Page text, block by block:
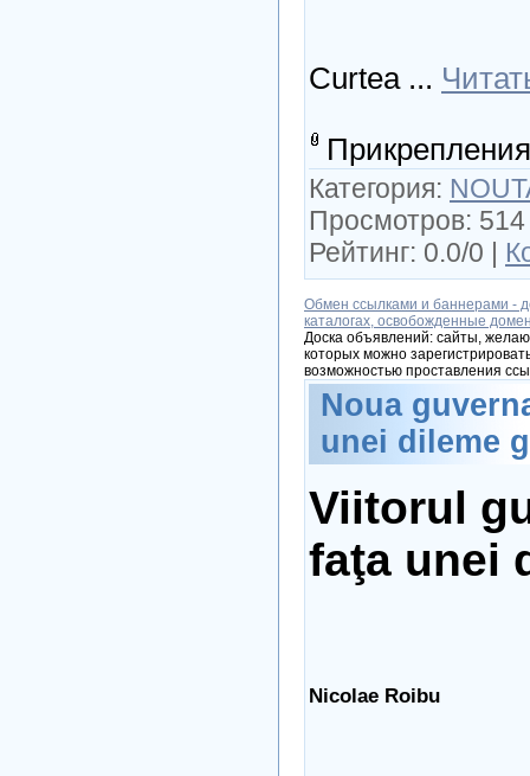
Curtea ...
Категория:
Просмотров:
Рейтинг: 0.0/0 |
Обмен ссылками и баннерами -
каталогах, освобожденные
Доска объявлений: сайты,
которых можно
возможностью проставления
Noua
unei dileme
Viitorul
faţa unei
Nicolae Roibu